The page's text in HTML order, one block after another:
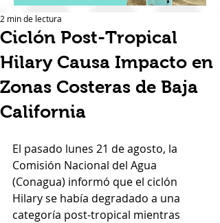
Ciclón Post-Tropical
Hilary Causa Impacto en
Zonas Costeras de Baja
California
2 min de lectura
El pasado lunes 21 de agosto, la
Comisión Nacional del Agua
(Conagua) informó que el ciclón
Hilary se había degradado a una
categoría post-tropical mientras